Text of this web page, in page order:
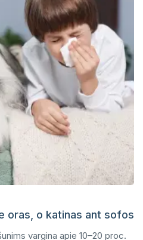
oras, o katinas ant sofos
vargina apie 10–20 proc.